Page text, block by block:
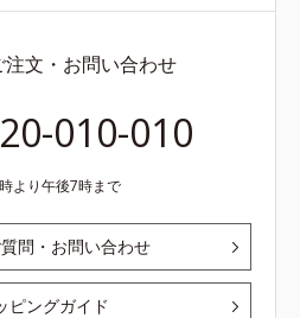
文・お問い合わせ
010-010
より午後7時まで
問・お問い合わせ
ピングガイド